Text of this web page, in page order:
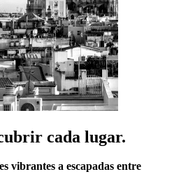
cada lugar.
vibrantes a escapadas entre